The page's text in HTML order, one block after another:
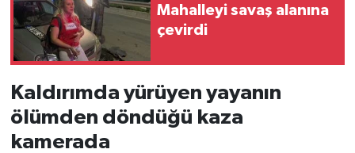
Mahalleyi savaş alanına
çevirdi
Kaldırımda yürüyen yayanın
ölümden döndüğü kaza
kamerada